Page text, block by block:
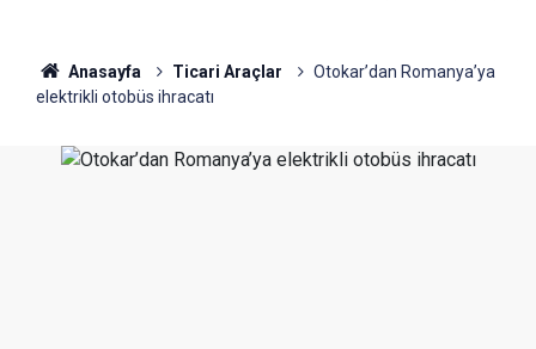
Anasayfa Ticari Araçlar
Otokar’dan Romanya’ya
elektrikli otobüs ihracatı